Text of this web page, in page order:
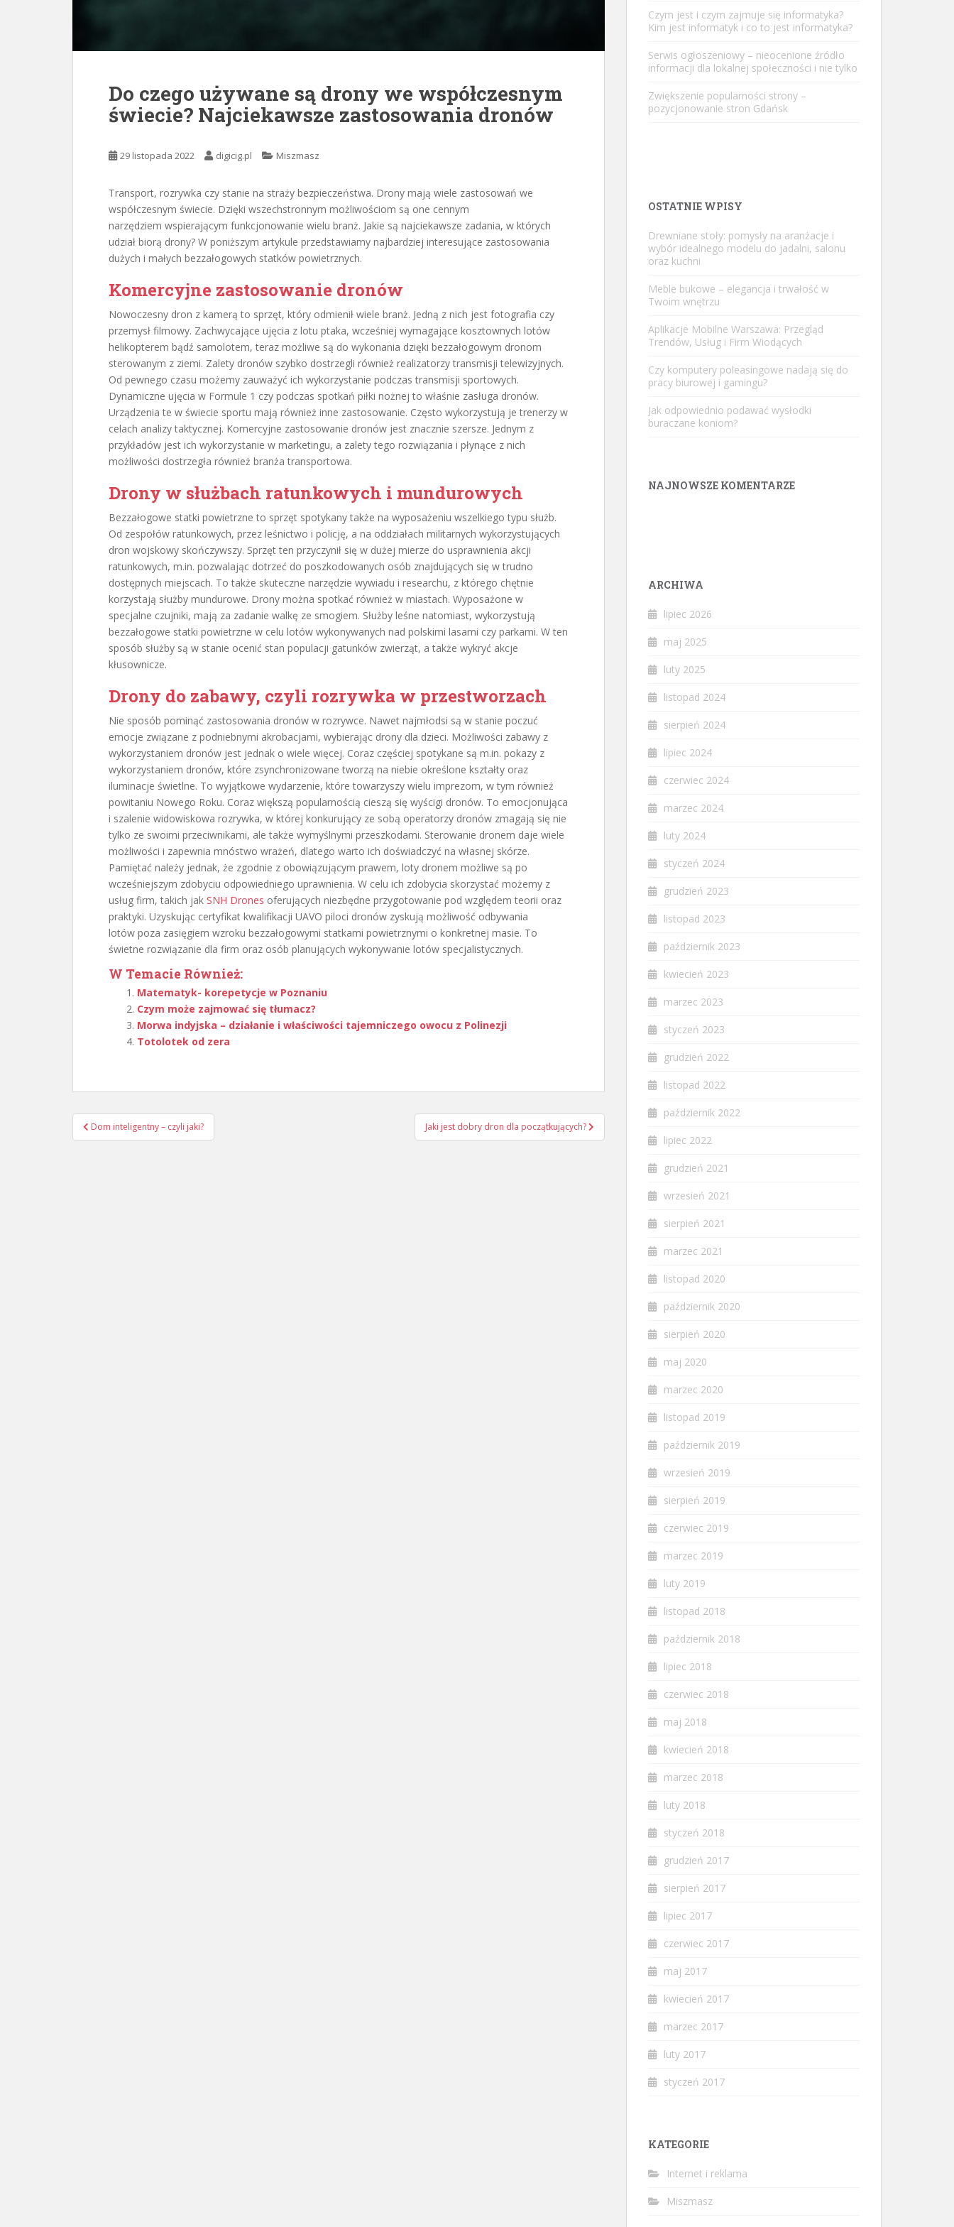
Do czego używane są drony we współczesnym
świecie? Najciekawsze zastosowania dronów
29 listopada 2022 digicig.pl Miszmasz
Transport, rozrywka czy stanie na straży bezpieczeństwa. Drony mają wiele zastosowań we
współczesnym świecie. Dzięki wszechstronnym możliwościom są one cennym
narzędziem wspierającym funkcjonowanie wielu branż. Jakie są najciekawsze zadania, w których
udział biorą drony? W poniższym artykule przedstawiamy najbardziej interesujące zastosowania
dużych i małych bezzałogowych statków powietrznych.
Komercyjne zastosowanie dronów
Nowoczesny dron z kamerą to sprzęt, który odmienił wiele branż. Jedną z nich jest fotografia czy
przemysł filmowy. Zachwycające ujęcia z lotu ptaka, wcześniej wymagające kosztownych lotów
helikopterem bądź samolotem, teraz możliwe są do wykonania dzięki bezzałogowym dronom
sterowanym z ziemi. Zalety dronów szybko dostrzegli również realizatorzy transmisji telewizyjnych.
Od pewnego czasu możemy zauważyć ich wykorzystanie podczas transmisji sportowych.
Dynamiczne ujęcia w Formule 1 czy podczas spotkań piłki nożnej to właśnie zasługa dronów.
Urządzenia te w świecie sportu mają również inne zastosowanie. Często wykorzystują je trenerzy w
celach analizy taktycznej. Komercyjne zastosowanie dronów jest znacznie szersze. Jednym z
przykładów jest ich wykorzystanie w marketingu, a zalety tego rozwiązania i płynące z nich
możliwości dostrzegła również branża transportowa.
Drony w służbach ratunkowych i mundurowych
Bezzałogowe statki powietrzne to sprzęt spotykany także na wyposażeniu wszelkiego typu służb.
Od zespołów ratunkowych, przez leśnictwo i policję, a na oddziałach militarnych wykorzystujących
dron wojskowy skończywszy. Sprzęt ten przyczynił się w dużej mierze do usprawnienia akcji
ratunkowych, m.in. pozwalając dotrzeć do poszkodowanych osób znajdujących się w trudno
dostępnych miejscach. To także skuteczne narzędzie wywiadu i researchu, z którego chętnie
korzystają służby mundurowe. Drony można spotkać również w miastach. Wyposażone w
specjalne czujniki, mają za zadanie walkę ze smogiem. Służby leśne natomiast, wykorzystują
bezzałogowe statki powietrzne w celu lotów wykonywanych nad polskimi lasami czy parkami. W ten
sposób służby są w stanie ocenić stan populacji gatunków zwierząt, a także wykryć akcje
kłusownicze.
Drony do zabawy, czyli rozrywka w przestworzach
Nie sposób pominąć zastosowania dronów w rozrywce. Nawet najmłodsi są w stanie poczuć
emocje związane z podniebnymi akrobacjami, wybierając drony dla dzieci. Możliwości zabawy z
wykorzystaniem dronów jest jednak o wiele więcej. Coraz częściej spotykane są m.in. pokazy z
wykorzystaniem dronów, które zsynchronizowane tworzą na niebie określone kształty oraz
iluminacje świetlne. To wyjątkowe wydarzenie, które towarzyszy wielu imprezom, w tym również
powitaniu Nowego Roku. Coraz większą popularnością cieszą się wyścigi dronów. To emocjonująca
i szalenie widowiskowa rozrywka, w której konkurujący ze sobą operatorzy dronów zmagają się nie
tylko ze swoimi przeciwnikami, ale także wymyślnymi przeszkodami. Sterowanie dronem daje wiele
możliwości i zapewnia mnóstwo wrażeń, dlatego warto ich doświadczyć na własnej skórze.
Pamiętać należy jednak, że zgodnie z obowiązującym prawem, loty dronem możliwe są po
wcześniejszym zdobyciu odpowiedniego uprawnienia. W celu ich zdobycia skorzystać możemy z
usług firm, takich jak SNH Drones oferujących niezbędne przygotowanie pod względem teorii oraz
praktyki. Uzyskując certyfikat kwalifikacji UAVO piloci dronów zyskują możliwość odbywania
lotów poza zasięgiem wzroku bezzałogowymi statkami powietrznymi o konkretnej masie. To
świetne rozwiązanie dla firm oraz osób planujących wykonywanie lotów specjalistycznych.
W Temacie Również:
Matematyk- korepetycje w Poznaniu
Czym może zajmować się tłumacz?
Morwa indyjska – działanie i właściwości tajemniczego owocu z Polinezji
Totolotek od zera
Nawigacja
wpisu
Dom inteligentny – czyli jaki? Jaki jest dobry dron dla początkujących?
Czym jest i czym zajmuje się informatyka?
Kim jest informatyk i co to jest informatyka?
Serwis ogłoszeniowy – nieocenione źródło
informacji dla lokalnej społeczności i nie tylko
Zwiększenie popularności strony –
pozycjonowanie stron Gdańsk
OSTATNIE WPISY
Drewniane stoły: pomysły na aranżacje i
wybór idealnego modelu do jadalni, salonu
oraz kuchni
Meble bukowe – elegancja i trwałość w
Twoim wnętrzu
Aplikacje Mobilne Warszawa: Przegląd
Trendów, Usług i Firm Wiodących
Czy komputery poleasingowe nadają się do
pracy biurowej i gamingu?
Jak odpowiednio podawać wysłodki
buraczane koniom?
NAJNOWSZE KOMENTARZE
ARCHIWA
lipiec 2026
maj 2025
luty 2025
listopad 2024
sierpień 2024
lipiec 2024
czerwiec 2024
marzec 2024
luty 2024
styczeń 2024
grudzień 2023
listopad 2023
październik 2023
kwiecień 2023
marzec 2023
styczeń 2023
grudzień 2022
listopad 2022
październik 2022
lipiec 2022
grudzień 2021
wrzesień 2021
sierpień 2021
marzec 2021
listopad 2020
październik 2020
sierpień 2020
maj 2020
marzec 2020
listopad 2019
październik 2019
wrzesień 2019
sierpień 2019
czerwiec 2019
marzec 2019
luty 2019
listopad 2018
październik 2018
lipiec 2018
czerwiec 2018
maj 2018
kwiecień 2018
marzec 2018
luty 2018
styczeń 2018
grudzień 2017
sierpień 2017
lipiec 2017
czerwiec 2017
maj 2017
kwiecień 2017
marzec 2017
luty 2017
styczeń 2017
KATEGORIE
Internet i reklama
Miszmasz